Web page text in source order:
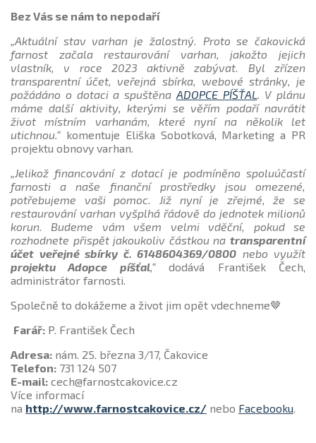
Bez Vás se nám to nepodaří
„Aktuální stav varhan je žalostný. Proto se čakovická
farnost začala restaurování varhan, jakožto jejich
vlastník, v roce 2023 aktivně zabývat. Byl zřízen
transparentní účet, veřejná sbírka, webové stránky, je
požádáno o dotaci a spuštěna ADOPCE PÍŠŤAL. V plánu
máme další aktivity, kterými se věřím podaří navrátit
život místním varhanám, které nyní na několik let
utichnou.“ komentuje Eliška Sobotková, Marketing a PR
projektu obnovy varhan.
„Jelikož financování z dotací je podmíněno spoluúčastí
farnosti a naše finanční prostředky jsou omezené,
potřebujeme vaši pomoc. Již nyní je zřejmé, že se
restaurování varhan vyšplhá řádově do jednotek milionů
korun. Budeme vám všem velmi vděční, pokud se
rozhodnete přispět jakoukoliv částkou na transparentní
účet veřejné sbírky č. 6148604369/0800 nebo využít
projektu Adopce píšťal,“dodává František Čech,
administrátor farnosti.
Společně to dokážeme a život jim opět vdechneme🤎
Farář: P. František Čech
Adresa: nám. 25. března 3/17, Čakovice
Telefon: 731 124 507
E-mail: cech@farnostcakovice.cz
Více informací
na http://www.farnostcakovice.cz/ nebo Facebooku.